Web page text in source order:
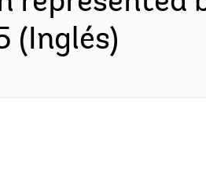
(Inglés)